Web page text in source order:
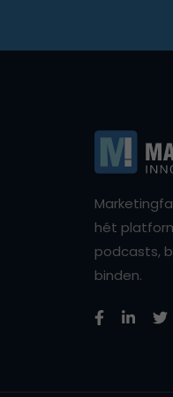
hét
podcasts,
binden.